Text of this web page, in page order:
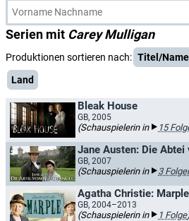
Serien mit Carey Mulligan
Produktionen sortieren nach: Titel/Name
Land
Bleak House
GB, 2005
(Schauspielerin in 15
GB, 2007
(Schauspielerin in 3
Agatha Christie: Marple
GB, 2004–2013
(Schauspielerin in 1 Folge